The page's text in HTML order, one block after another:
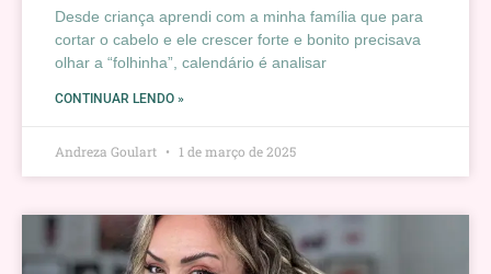
Desde criança aprendi com a minha família que para
cortar o cabelo e ele crescer forte e bonito precisava
olhar a “folhinha”, calendário é analisar
CONTINUAR LENDO »
Andreza Goulart 1 de março de 2025